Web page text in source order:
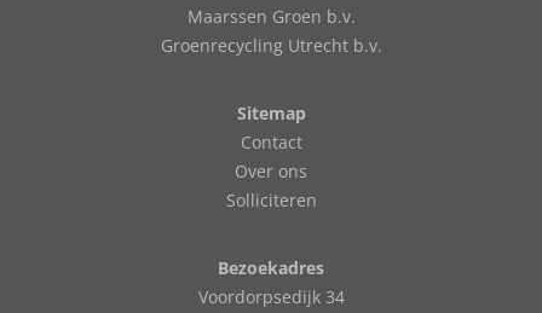
Maarssen Groen b.v.
Groenrecycling Utrecht b.v.
Sitemap
Contact
Over ons
Solliciteren
Bezoekadres
Voordorpsedijk 34